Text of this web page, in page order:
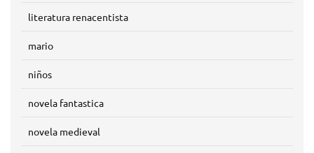
literatura renacentista
mario
niños
novela fantastica
novela medieval